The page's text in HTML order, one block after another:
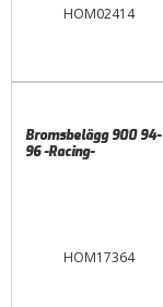
HOM02414
HOM17364
Bromsbelägg 900 94-
96 -Racing-